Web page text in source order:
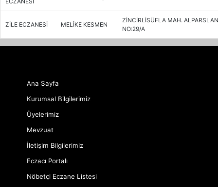
ZİLE ECZANESİ MELİKE KESMEN
ZİNCİRLİSÜFLA MAH.
NO:29/A
Ana Sayfa
Kurumsal Bilgilerimiz
Üyelerimiz
Mevzuat
İletişim Bilgilerimiz
Eczacı Portalı
Nöbetçi Eczane Listesi